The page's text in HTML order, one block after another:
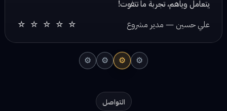
⚙
التواصل
خلّينا نبدأ مشروعك